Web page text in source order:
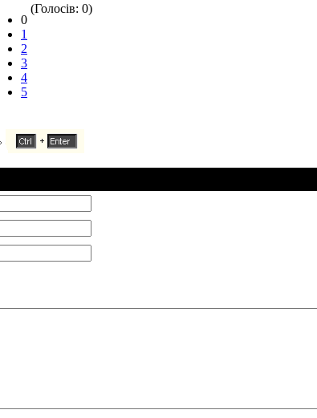
0
1
2
3
4
5
(Голосів: 0)